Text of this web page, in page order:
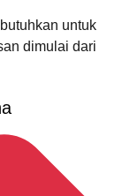
untuk
dimulai dari